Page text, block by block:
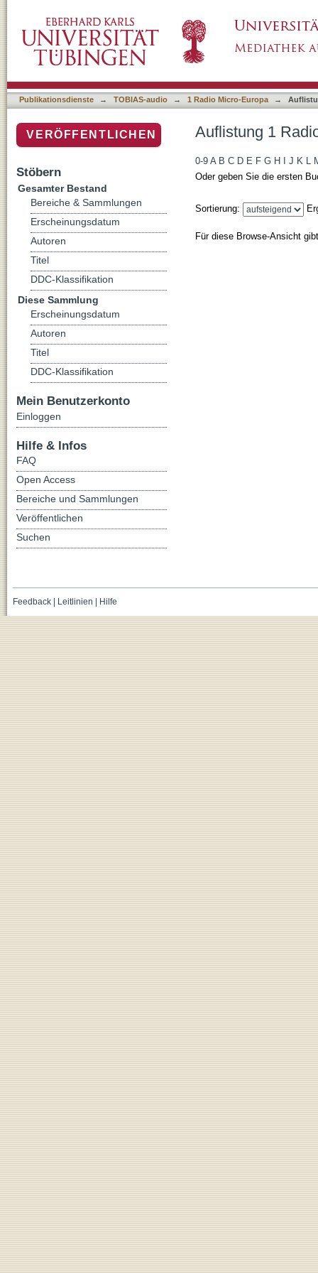
Publikationsdienste → TOBIAS-audio → 1 Radio Micro-Europa →
Auflistung 1
0-9 A B C D E F G H J K L
Oder geben Sie die ersten
Sortierung:
Für diese Browse-Ansicht
VERÖFFENTLICHEN
Stöbern
Gesamter Bestand
Bereiche & Sammlungen
Erscheinungsdatum
Autoren
Titel
DDC-Klassifikation
Diese Sammlung
Erscheinungsdatum
Autoren
Titel
DDC-Klassifikation
Mein Benutzerkonto
Einloggen
Hilfe & Infos
FAQ
Open Access
Bereiche und Sammlungen
Veröffentlichen
Suchen
Feedback| Leitlinien | Hilfe